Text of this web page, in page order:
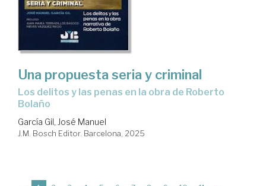
Una propuesta seria y criminal
Los delitos y las penas en la obra de Roberto
Bolaño
García Gil, José Manuel
J.M. Bosch Editor. Barcelona, 2025